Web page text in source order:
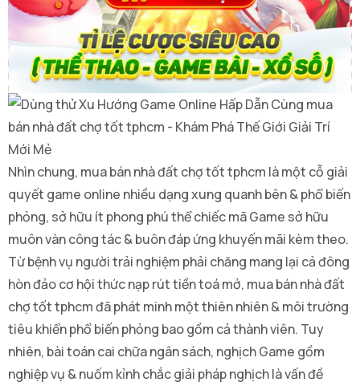
Nhìn chung, mua bán nhà đất chợ tốt tphcm là một cỗ giải
quyết game online nhiều dạng xung quanh bên & phổ biến
phỏng, sở hữu ít phong phú thể chiếc mã Game sở hữu
muôn vàn công tác & buôn đáp ứng khuyến mãi kèm theo.
Từ bệnh vụ người trải nghiệm phải chăng mang lại cả đông
hòn đảo cơ hội thức nạp rút tiền toá mở, mua bán nhà đất
chợ tốt tphcm đã phát minh một thiên nhiên & môi trường
tiêu khiển phổ biến phỏng bao gồm cả thành viên. Tuy
nhiên, bài toán cai chữa ngân sách, nghịch Game gồm
nghiệp vụ & nuốm kỉnh chắc giải pháp nghịch là vấn đề